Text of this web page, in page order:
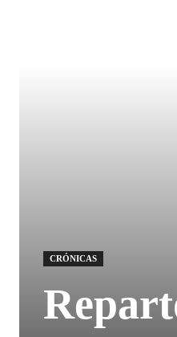
CRÓNICAS